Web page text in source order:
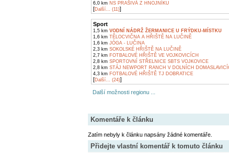
6,0 km NS PRAŠIVÁ Z HNOJNÍKU
[Další... (11)]
Sport
1,5 km VODNÍ NÁDRŽ ŽERMANICE U FRÝDKU-MÍSTKU
1,6 km TĚLOCVIČNA A HŘIŠTĚ NA LUČINĚ
1,6 km JÓGA - LUČINA
2,3 km SOKOLSKÉ HŘIŠTĚ NA LUČINĚ
2,7 km FOTBALOVÉ HŘIŠTĚ VE VOJKOVICÍCH
2,8 km SPORTOVNÍ STŘELNICE SBTS VOJKOVICE
2,8 km STÁJ NEWPORT RANCH V DOLNÍCH
4,3 km FOTBALOVÉ HŘIŠTĚ TJ DOBRATICE
[Další... (24)]
Další možnosti regionu ...
Komentáře k článku
Zatím nebyly k článku napsány žádné komentáře.
Přidejte vlastní komentář k tomuto článku